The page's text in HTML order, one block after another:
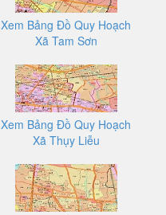
Xem Bảng Đồ Quy Hoạch
Xã Tam Sơn
Xem Bảng Đồ Quy Hoạch
Xã Thụy Liễu